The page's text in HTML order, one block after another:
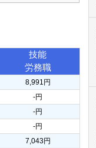
技能
労務職
8,991円
-円
-円
-円
7,043円